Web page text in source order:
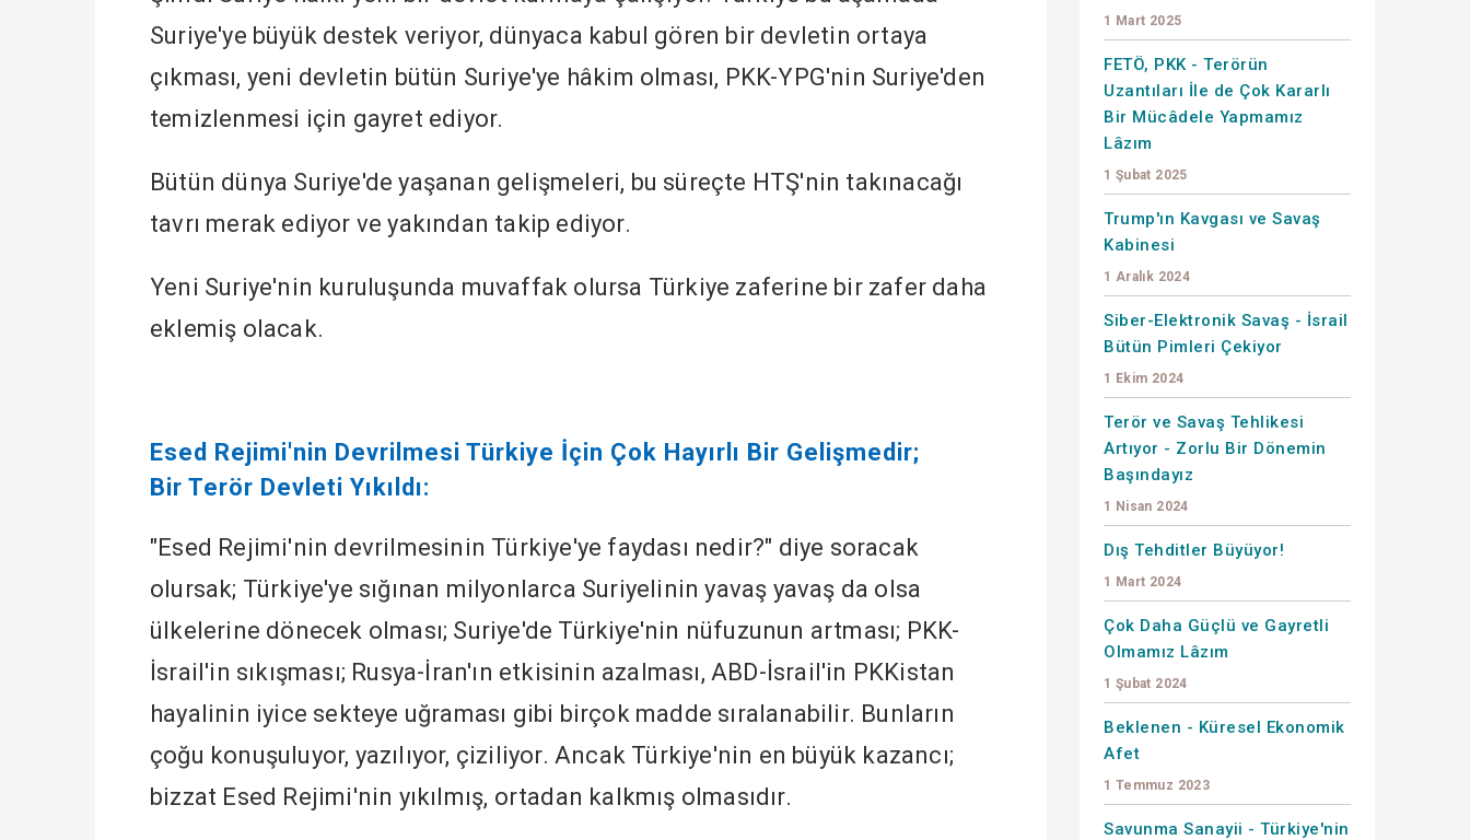
Suriye'ye büyük destek veriyor, dünyaca kabul gören bir devletin ortaya
çıkması, yeni devletin bütün Suriye'ye hâkim olması, PKK-YPG'nin Suriye'den
temizlenmesi için gayret ediyor.
Bütün dünya Suriye'de yaşanan gelişmeleri, bu süreçte HTŞ'nin takınacağı
tavrı merak ediyor ve yakından takip ediyor.
Yeni Suriye'nin kuruluşunda muvaffak olursa Türkiye zaferine bir zafer daha
eklemiş olacak.
Esed Rejimi'nin Devrilmesi Türkiye İçin Çok Hayırlı Bir Gelişmedir;
Bir Terör Devleti Yıkıldı:
"Esed Rejimi'nin devrilmesinin Türkiye'ye faydası nedir?" diye soracak
olursak; Türkiye'ye sığınan milyonlarca Suriyelinin yavaş yavaş da olsa
ülkelerine dönecek olması; Suriye'de Türkiye'nin nüfuzunun artması; PKK-
İsrail'in sıkışması; Rusya-İran'ın etkisinin azalması, ABD-İsrail'in PKKistan
hayalinin iyice sekteye uğraması gibi birçok madde sıralanabilir. Bunların
çoğu konuşuluyor, yazılıyor, çiziliyor. Ancak Türkiye'nin en büyük kazancı;
bizzat Esed Rejimi'nin yıkılmış, ortadan kalkmış olmasıdır.
1 Mart 2025
FETÖ, PKK - Terörün
Uzantıları İle de Çok Kararlı
Bir Mücâdele Yapmamız
Lâzım
1 Şubat 2025
Trump'ın Kavgası ve Savaş
Kabinesi
1 Aralık 2024
Siber-Elektronik Savaş - İsrail
Bütün Pimleri Çekiyor
1 Ekim 2024
Terör ve Savaş Tehlikesi
Artıyor - Zorlu Bir Dönemin
Başındayız
1 Nisan 2024
Dış Tehditler Büyüyor!
1 Mart 2024
Çok Daha Güçlü ve Gayretli
Olmamız Lâzım
1 Şubat 2024
Beklenen - Küresel Ekonomik
Afet
1 Temmuz 2023
Savunma Sanayii - Türkiye'nin